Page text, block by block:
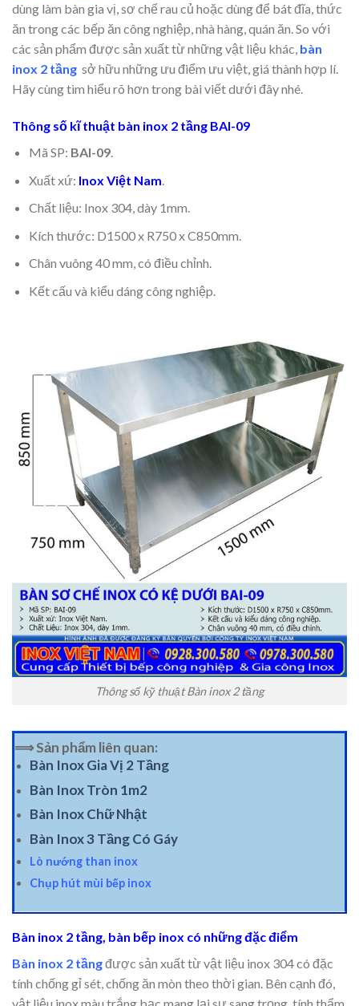
dùng làm bàn gia vị, sơ chế rau củ hoặc dùng để bát đĩa, thức
ăn trong các bếp ăn công nghiệp, nhà hàng, quán ăn. So với
các sản phẩm được sản xuất từ những vật liệu khác, bàn
inox 2 tầng sở hữu những ưu điểm ưu việt, giá thành hợp lí.
Hãy cùng tìm hiểu rõ hơn trong bài viết dưới đây nhé.
Thông số kĩ thuật bàn inox 2 tầng BAI-09
Mã SP: BAI-09.
Xuất xứ: Inox Việt Nam
Chất liệu: Inox 304, dày 1mm.
Kích thước: D1500 x R750 x C850mm.
Chân vuông 40 mm, có điều chỉnh.
Kết cấu và kiểu dáng công nghiệp.
Thông số kỹ thuật Bàn inox 2 tầng
⟹ Sản phẩm liên quan:
Bàn Inox Gia Vị 2 Tầng
Bàn Inox Tròn 1m2
Bàn Inox Chữ Nhật
Bàn Inox 3 Tầng Có Gáy
Lò nướng than inox
Chụp hút mùi bếp inox
Bàn inox 2 tầng, bàn bếp inox có những đặc điểm
Bàn inox 2 tầngđược sản xuất từ vật liệu inox 304 có đặc
tính chống gỉ sét, chống ăn mòn theo thời gian. Bên cạnh đó,